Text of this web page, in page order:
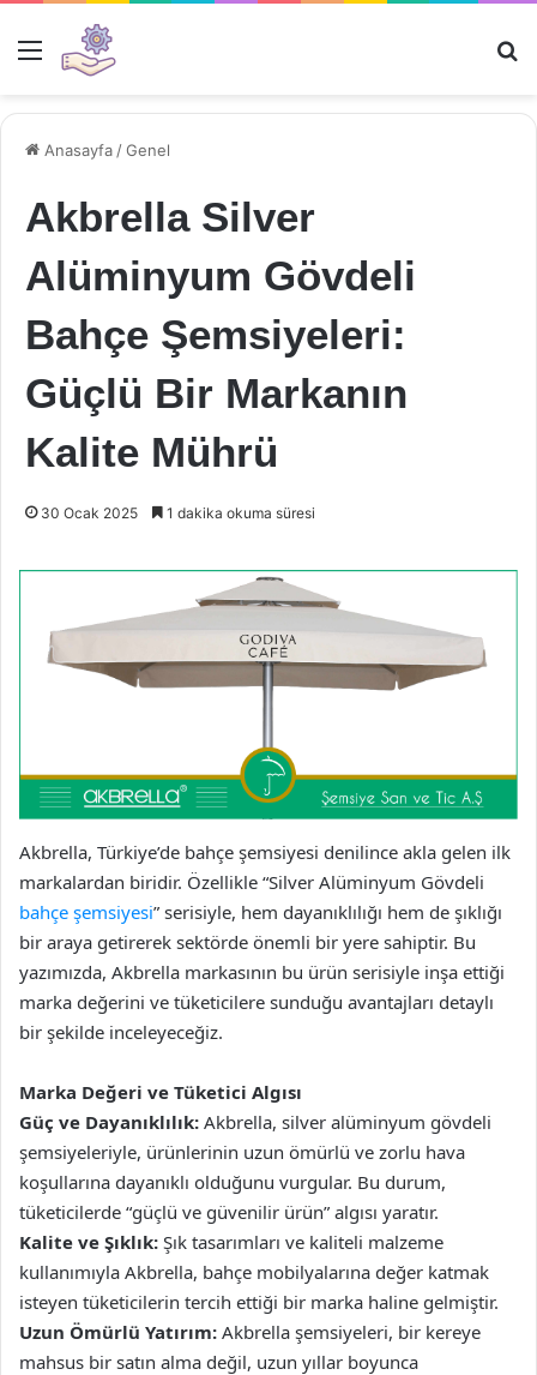
Menü
Anasayfa /Genel
Akbrella Silver
Alüminyum Gövdeli
Bahçe Şemsiyeleri:
Güçlü Bir Markanın
Kalite Mührü
30 Ocak 2025 1 dakika okuma süresi
Akbrella, Türkiye’de bahçe şemsiyesi denilince akla gelen ilk
markalardan biridir. Özellikle “Silver Alüminyum Gövdeli
bahçe şemsiyesi” serisiyle, hem dayanıklılığı hem de şıklığı
bir araya getirerek sektörde önemli bir yere sahiptir. Bu
yazımızda, Akbrella markasının bu ürün serisiyle inşa ettiği
marka değerini ve tüketicilere sunduğu avantajları detaylı
bir şekilde inceleyeceğiz.
Marka Değeri ve Tüketici Algısı
Güç ve Dayanıklılık: Akbrella, silver alüminyum gövdeli
şemsiyeleriyle, ürünlerinin uzun ömürlü ve zorlu hava
koşullarına dayanıklı olduğunu vurgular. Bu durum,
tüketicilerde “güçlü ve güvenilir ürün” algısı yaratır.
Kalite ve Şıklık: Şık tasarımları ve kaliteli malzeme
kullanımıyla Akbrella, bahçe mobilyalarına değer katmak
isteyen tüketicilerin tercih ettiği bir marka haline gelmiştir.
Uzun Ömürlü Yatırım: Akbrella şemsiyeleri, bir kereye
mahsus bir satın alma değil, uzun yıllar boyunca